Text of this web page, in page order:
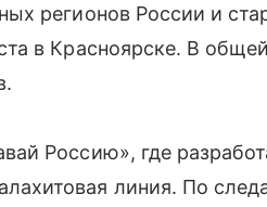
регионов России и
в Красноярске. В
Россию», где
линия. По